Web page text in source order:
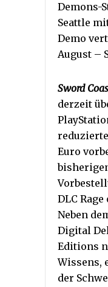
Demons-
Seattle
Demo
August –
Sword
derzeit
Euro
DLC
Neben
Digital
Editions
Wissens,
der